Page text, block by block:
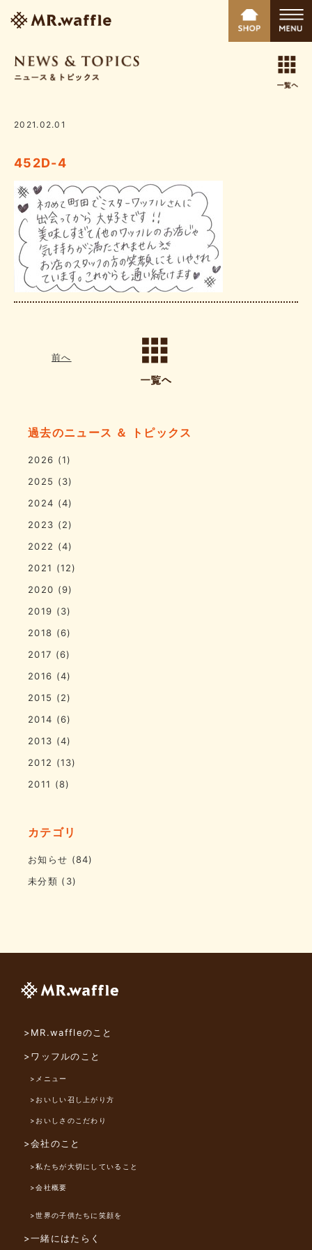
2021.02.01
452D-4
前へ
過去のニュース ＆ トピックス
2026 (1)
2025 (3)
2024 (4)
2023 (2)
2022 (4)
2021 (12)
2020 (9)
2019 (3)
2018 (6)
2017 (6)
2016 (4)
2015 (2)
2014 (6)
2013 (4)
2012 (13)
2011 (8)
カテゴリ
お知らせ (84)
未分類 (3)
>MR.waffleのこと
>ワッフルのこと
>メニュー
>おいしい召し上がり方
>おいしさのこだわり
>会社のこと
>私たちが大切にしていること
>会社概要
>世界の子供たちに笑顔を
>一緒にはたらく